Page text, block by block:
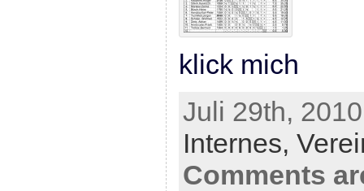
klick mich
Juli 29th,
Internes,
Comments